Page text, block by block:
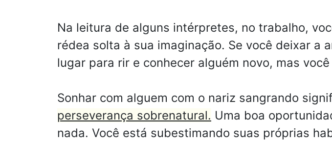
Na leitura de alguns intérpretes, no trabalho,
rédea solta à sua imaginação. Se você deixar a
lugar para rir e conhecer alguém novo, mas
Sonhar com alguem com o nariz sangrando
perseverança sobrenatural. Uma boa
nada. Você está subestimando suas próprias